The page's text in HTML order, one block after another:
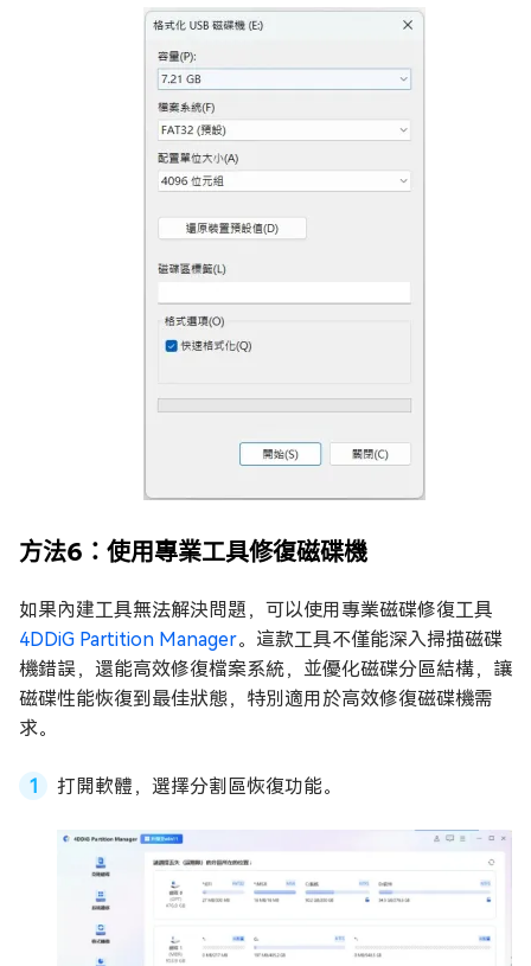
方法6：使用專業工具修復磁碟機
如果內建工具無法解決問題，可以使用專業磁碟修復工具
4DDiG Partition Manager。這款工具不僅能深入掃描磁碟
機錯誤，還能高效修復檔案系統，並優化磁碟分區結構，讓
磁碟性能恢復到最佳狀態，特別適用於高效修復磁碟機需
求。
打開軟體，選擇分割區恢復功能。